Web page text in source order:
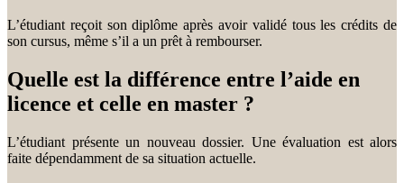
L’étudiant reçoit son diplôme après avoir validé tous les crédits de
son cursus, même s’il a un prêt à rembourser.
Quelle est la différence entre l’aide en
licence et celle en master ?
L’étudiant présente un nouveau dossier. Une évaluation est alors
faite dépendamment de sa situation actuelle.